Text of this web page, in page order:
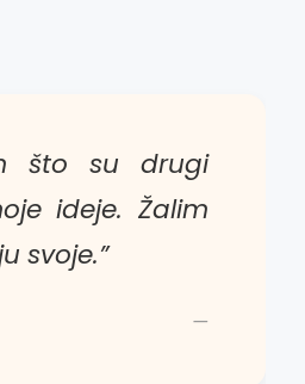
što su drugi
ideje. Žalim
svoje.”
—